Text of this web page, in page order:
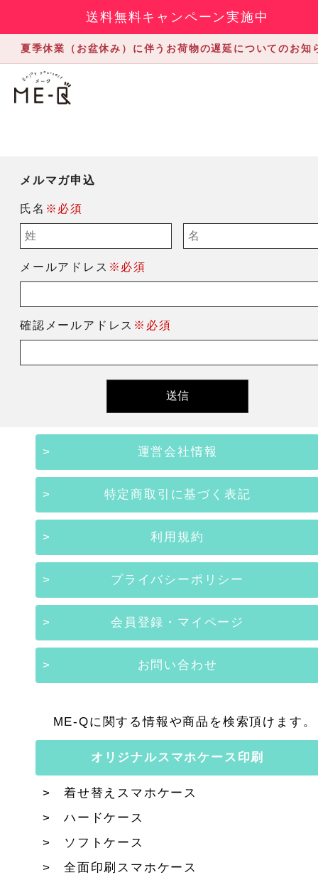
送料無料キャンペーン実施中
夏季休業（お盆休み）に伴うお荷物の遅延についてのお知
メルマガ申込
氏名 ※必須
メールアドレス ※必須
確認メールアドレス ※必須
運営会社情報
特定商取引に基づく表記
利用規約
プライバシーポリシー
会員登録・マイページ
お問い合わせ
ME-Qに関する情報や商品を検索頂けます。
オリジナルスマホケース印刷
着せ替えスマホケース
ハードケース
ソフトケース
全面印刷スマホケース